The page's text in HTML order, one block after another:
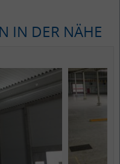
IN DER NÄHE